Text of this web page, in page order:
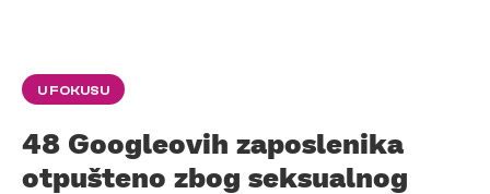
U FOKUSU
48 Googleovih zaposlenika
otpušteno zbog seksualnog